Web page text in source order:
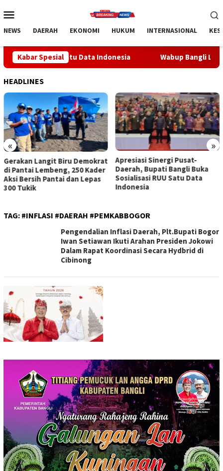
ke
Mobile
NEWS DAERAH EKONOMI HUKUM INTERNASIONAL
Kabar Spesial
Satu Data Indonesia Wabup Bangli Lepas Jalan
HEADLINES
« »
Apresiasi Sinergi Pusat-
Daerah, Bupati Bangli Buka
Sosialisasi RUU Satu Data
Indonesia
Wabup Bangli Lepas Jalan
Santai, Awali Rangkaian
Peringatan HUT ke-81
Kemerdekaan RI
TAG: #INFLASI #DAERAH #PEMKABBOGOR
Pengendalian Inflasi Daerah, Plt.Bupati Bogor
Iwan Setiawan Ikuti Arahan Presiden Jokowi
Dalam Rapat Koordinasi Secara Hydbrid di
Cibinong